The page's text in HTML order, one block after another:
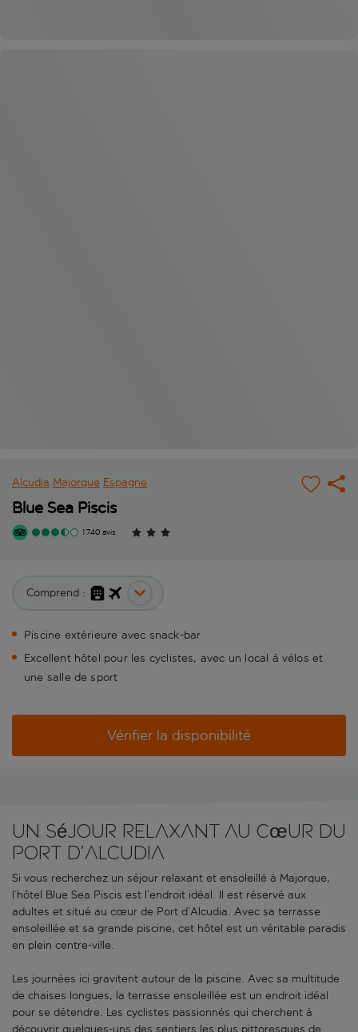
Alcudia Majorque Espagne
Blue Sea Piscis
1 740 avis
Comprend :
Piscine extérieure avec snack-bar
Excellent hôtel pour les cyclistes, avec un local à vélos et
une salle de sport
Vérifier la disponibilité
Un séjour relaxant au cœur du
Port d’Alcudia
Si vous recherchez un séjour relaxant et ensoleillé à Majorque,
l’hôtel Blue Sea Piscis est l’endroit idéal. Il est réservé aux
adultes et situé au cœur de Port d’Alcudia. Avec sa terrasse
ensoleillée et sa grande piscine, cet hôtel est un véritable paradis
en plein centre-ville.
Les journées ici gravitent autour de la piscine. Avec sa multitude
de chaises longues, la terrasse ensoleillée est un endroit idéal
pour se détendre. Les cyclistes passionnés qui cherchent à